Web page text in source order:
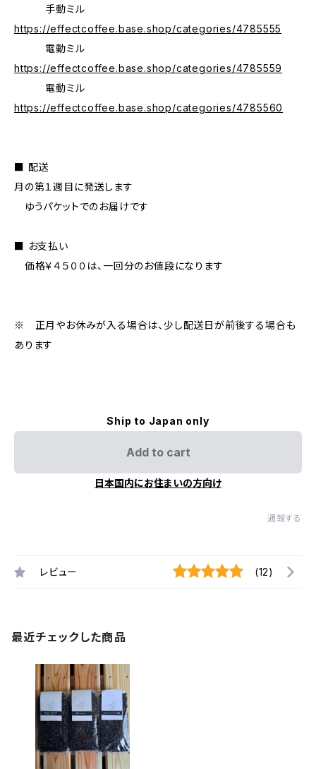
手動ミル
https://effectcoffee.base.shop/categories/4785555
電動ミル
https://effectcoffee.base.shop/categories/4785559
電動ミル
https://effectcoffee.base.shop/categories/4785560
■ 配送
月の第１週目に発送します
ゆうパケットでのお届けです
■ お支払い
価格￥４５００は、一回分のお値段になります
※ 正月やお休みが入る場合は、少し配送日が前後する場合も
あります
Ship to Japan only
Add to cart
日本国内にお住まいの方向け
通報する
レビュー (12)
最近チェックした商品